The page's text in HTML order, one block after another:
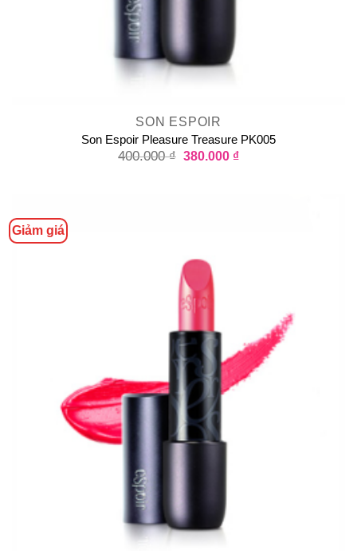
SON ESPOIR
Son Espoir Pleasure Treasure PK005
400.000₫ 380.000 ₫
Giảm giá